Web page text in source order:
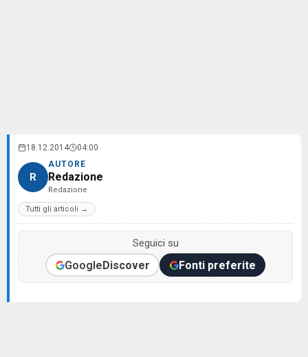
18.12.2014 04:00
R
AUTORE
Redazione
Redazione
Tutti gli articoli →
Seguici su
GoogleDiscover Fonti preferite